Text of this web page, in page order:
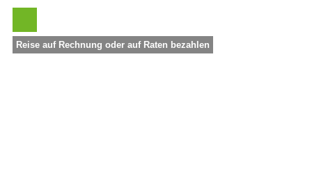
Reise auf Rechnung oder auf Raten bezahlen